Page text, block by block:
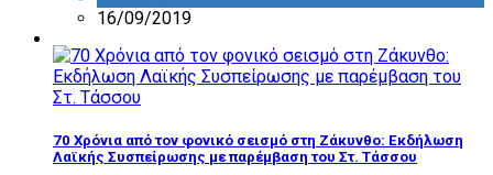
16/09/2019
70 Χρόνια από τον φονικό σεισμό στη Ζάκυνθο: Εκδήλωση
Λαϊκής Συσπείρωσης με παρέμβαση του Στ. Τάσσου